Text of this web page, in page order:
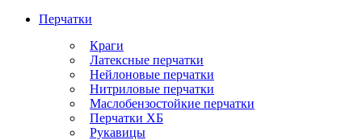
Перчатки
Краги
Латексные перчатки
Нейлоновые перчатки
Нитриловые перчатки
Маслобензостойкие перчатки
Перчатки ХБ
Рукавицы